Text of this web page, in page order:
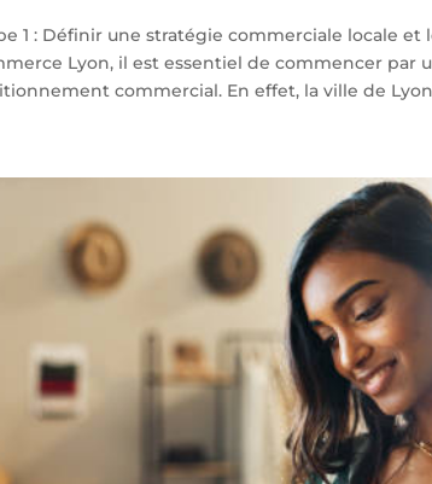
1 : Définir une stratégie commerciale locale
Lyon, il est essentiel de commencer par
commercial. En effet, la ville de